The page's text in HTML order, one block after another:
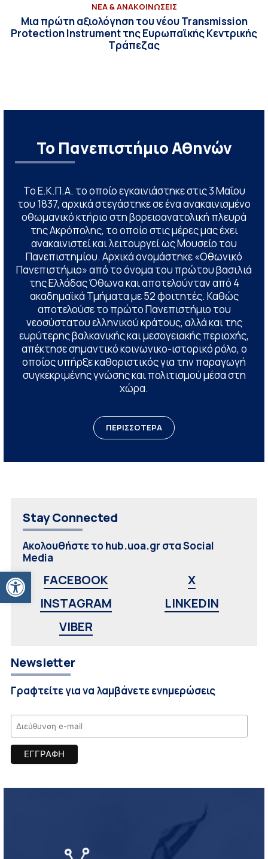
Ανοίξτε τη γραμμή εργαλείων
ΝΕΑ & ΑΝΑΚΟΙΝΩΣΕΙΣ
Μια πρώτη αξιολόγηση του νέου Transmission
Protection Instrument της Ευρωπαϊκής Κεντρικής
Τράπεζας
Το Πανεπιστήμιο Αθηνών
Το Ε.Κ.Π.Α. το οποίο εγκαινιάστηκε στις 3 Μαΐου
του 1837, αρχικά στεγάστηκε σε ένα ανακαινισμένο
οθωμανικό κτήριο στη βορειοανατολική πλευρά
της Ακρόπολης, το οποίο στις μέρες μας έχει
ανακαινιστεί και λειτουργεί ως Μουσείο του
Πανεπιστημίου. Αρχικά ονομάστηκε «Οθωνικό
Πανεπιστήμιο» από το όνομα του πρώτου βασιλιά
της Ελλάδας Όθωνα και αποτελούνταν από 4
ακαδημαϊκά Τμήματα με 52 φοιτητές. Καθώς
αποτελούσε το πρώτο Πανεπιστήμιο του
νεοσύστατου ελληνικού κράτους, αλλά και της
ευρύτερης βαλκανικής και μεσογειακής περιοχής,
απέκτησε σημαντικό κοινωνικο-ιστορικό ρόλο, ο
οποίος υπήρξε καθοριστικός για την παραγωγή
συγκεκριμένης γνώσης και πολιτισμού μέσα στη
χώρα.
ΠΕΡΙΣΣΟΤΕΡΑ
Stay Connected
Ακολουθήστε το hub.uoa.gr στα Social
Media
FACEBOOK
X
INSTAGRAM
LINKEDIN
VIBER
Newsletter
Γραφτείτε για να λαμβάνετε ενημερώσεις